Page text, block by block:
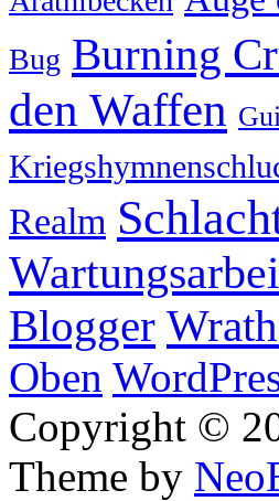
Bug Burning
den Waffen
Realm
Blogger
Oben
Copyright ©
Theme by